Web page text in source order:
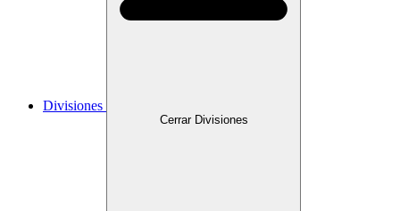
Divisiones
Cerrar Divisiones